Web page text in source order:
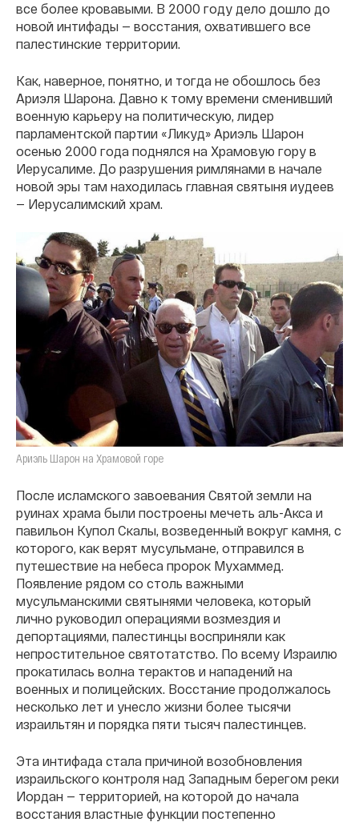
все более кровавыми. В 2000 году дело дошло до
новой интифады — восстания, охватившего все
палестинские территории.
Как, наверное, понятно, и тогда не обошлось без
Ариэля Шарона. Давно к тому времени сменивший
военную карьеру на политическую, лидер
парламентской партии «Ликуд» Ариэль Шарон
осенью 2000 года поднялся на Храмовую гору в
Иерусалиме. До разрушения римлянами в начале
новой эры там находилась главная святыня иудеев
— Иерусалимский храм.
Ариэль Шарон на Храмовой горе
После исламского завоевания Святой земли на
руинах храма были построены мечеть аль-Акса и
павильон Купол Скалы, возведенный вокруг камня, с
которого, как верят мусульмане, отправился в
путешествие на небеса пророк Мухаммед.
Появление рядом со столь важными
мусульманскими святынями человека, который
лично руководил операциями возмездия и
депортациями, палестинцы восприняли как
непростительное святотатство. По всему Израилю
прокатилась волна терактов и нападений на
военных и полицейских. Восстание продолжалось
несколько лет и унесло жизни более тысячи
израильтян и порядка пяти тысяч палестинцев.
Эта интифада стала причиной возобновления
израильского контроля над Западным берегом реки
Иордан — территорией, на которой до начала
восстания властные функции постепенно